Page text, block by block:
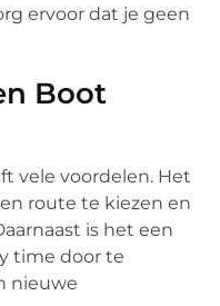
ervoor dat je geen
Boot
vele voordelen. Het
route te kiezen en
is het een
time door te
nieuwe